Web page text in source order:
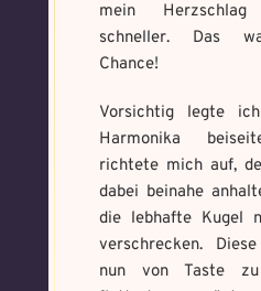
mein Herzschlag
schneller. Das
Chance!
Vorsichtig legte
Harmonika
richtete mich auf,
dabei beinahe
die lebhafte Kugel
verschrecken.
nun von Taste zu
aufmerksam geworden
und wie bannst du
Schreibe eine Geschichte mit
500 Zeichen.
Wie fängst du die
Bitte schreibe eine kleine
mit mind. 500 Zeichen.
Benutzername *
Welches Item und
Aufgabe? *